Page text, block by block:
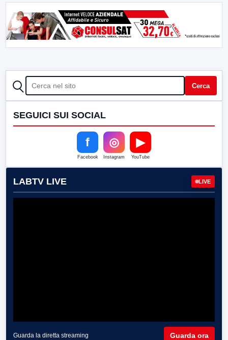
CERCA Cerca
SEGUICI SUI SOCIAL
f
Facebook
◎
Instagram
▶
YouTube
LABTV LIVE LIVE
Guarda la diretta streaming Guarda ora